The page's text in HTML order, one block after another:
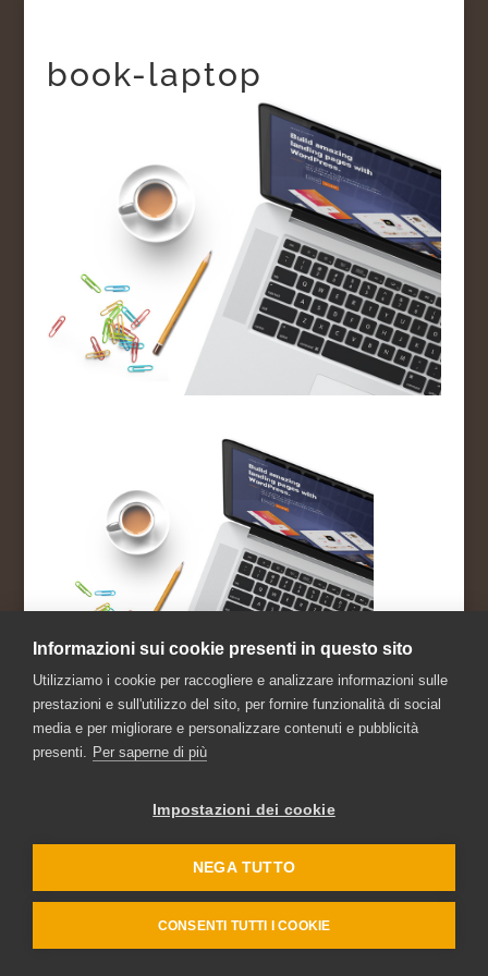
book-laptop
Sviluppato da Sherpagest
Informazioni sui cookie presenti in questo sito
Utilizziamo i cookie per raccogliere e analizzare informazioni sulle
prestazioni e sull'utilizzo del sito, per fornire funzionalità di social
media e per migliorare e personalizzare contenuti e pubblicità
presenti. Per saperne di più
Impostazioni dei cookie
NEGA TUTTO
CONSENTI TUTTI I COOKIE